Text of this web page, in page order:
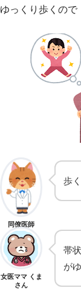
ゆっくり歩くので
同僚医師
歩
女医ママ くま
さん
帯
が